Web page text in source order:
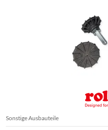
Sonstige Ausbauteile